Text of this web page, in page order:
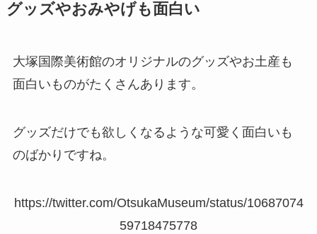
グッズやおみやげも面白い
大塚国際美術館のオリジナルのグッズやお土産も
面白いものがたくさんあります。
グッズだけでも欲しくなるような可愛く面白いも
のばかりですね。
https://twitter.com/OtsukaMuseum/status/10687074
59718475778